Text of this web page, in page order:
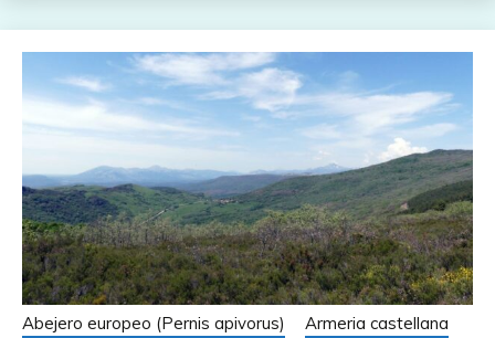
Abejero europeo (Pernis apivorus)
Armeria castellana